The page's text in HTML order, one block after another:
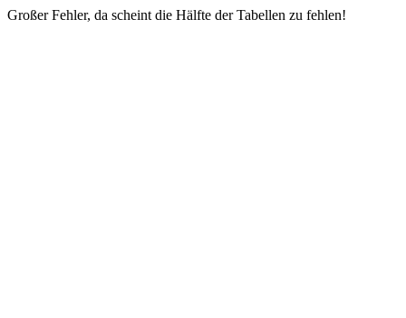
Großer Fehler, da scheint die Hälfte der Tabellen zu fehlen!